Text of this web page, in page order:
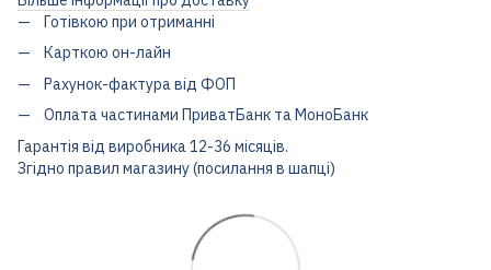
Готівкою при отриманні
Карткою он-лайн
Рахунок-фактура від ФОП
Оплата частинами ПриватБанк та МоноБанк
Гарантія від виробника 12-36 місяців.
Згідно правил магазину (посилання в шапці)